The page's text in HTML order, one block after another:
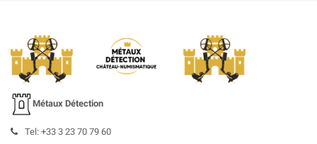
Métaux Détection
Tel: +33 3 23 70 79 60